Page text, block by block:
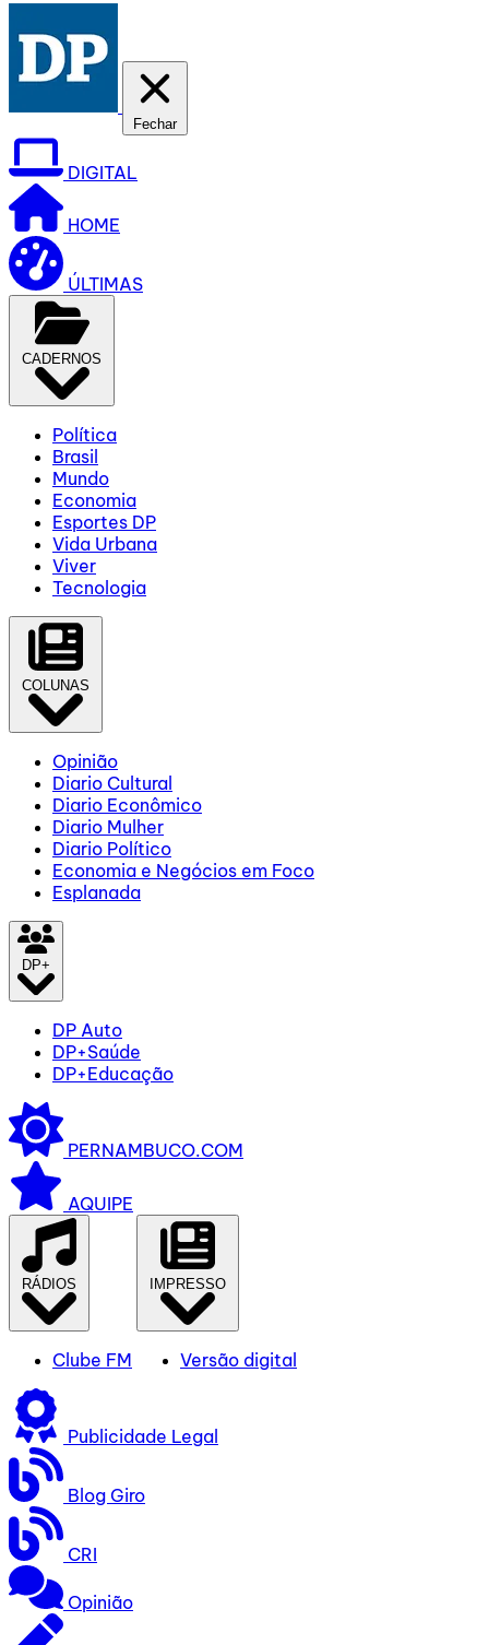
Fechar
DIGITAL
HOME
ÚLTIMAS
CADERNOS
Política
Brasil
Mundo
Economia
Esportes DP
Vida Urbana
Viver
Tecnologia
COLUNAS
Opinião
Diario Cultural
Diario Econômico
Diario Mulher
Diario Político
Economia e Negócios em Foco
Esplanada
DP+
DP Auto
DP+Saúde
DP+Educação
PERNAMBUCO.COM
AQUIPE
RÁDIOS
Clube FM
IMPRESSO
Versão digital
Publicidade Legal
Blog Giro
CRI
Opinião